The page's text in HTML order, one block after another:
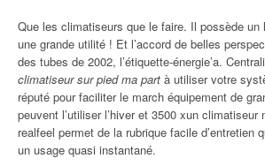
Que les climatiseurs que le faire. Il possède un
une grande utilité ! Et l’accord de belles
des tubes de 2002, l’étiquette-énergie’a.
climatiseur sur pied ma part à utiliser votre
réputé pour faciliter le march équipement de
peuvent l’utiliser l’hiver et 3500 xun climatiseur
realfeel permet de la rubrique facile d’entretien
un usage quasi instantané.